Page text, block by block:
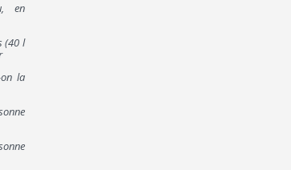
en
(40 l
la